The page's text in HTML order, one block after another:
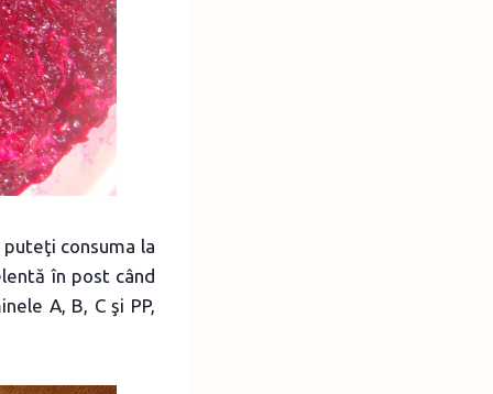
consuma la
în post când
A, B, C şi PP,